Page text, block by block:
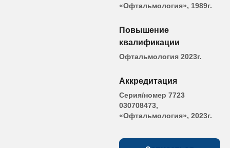
«Офтальмология», 1989г.
Повышение
квалификации
Офтальмология 2023г.
Аккредитация
Серия/номер 7723
030708473,
«Офтальмология», 2023г.